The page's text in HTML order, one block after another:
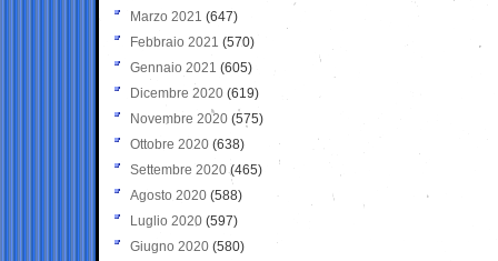
Marzo 2021 (647)
Febbraio 2021 (570)
Gennaio 2021 (605)
Dicembre 2020 (619)
Novembre 2020 (575)
Ottobre 2020 (638)
Settembre 2020(465)
Agosto 2020 (588)
Luglio 2020 (597)
Giugno 2020 (580)